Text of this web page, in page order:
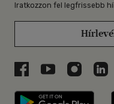
Iratkozzon fel legfrissebb
Libri a Facebookon
Libri aLibri